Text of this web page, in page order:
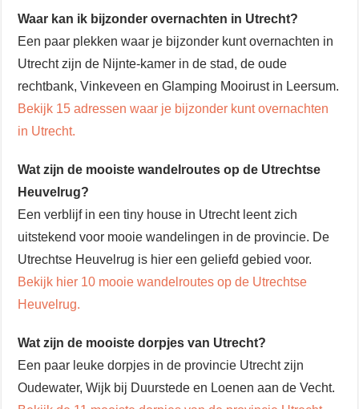
Waar kan ik bijzonder overnachten in Utrecht?
Een paar plekken waar je bijzonder kunt overnachten in
Utrecht zijn de Nijnte-kamer in de stad, de oude
rechtbank, Vinkeveen en Glamping Mooirust in Leersum.
Bekijk 15 adressen waar je bijzonder kunt overnachten
in Utrecht.
Wat zijn de mooiste wandelroutes op de Utrechtse
Heuvelrug?
Een verblijf in een tiny house in Utrecht leent zich
uitstekend voor mooie wandelingen in de provincie. De
Utrechtse Heuvelrug is hier een geliefd gebied voor.
Bekijk hier 10 mooie wandelroutes op de Utrechtse
Heuvelrug.
Wat zijn de mooiste dorpjes van Utrecht?
Een paar leuke dorpjes in de provincie Utrecht zijn
Oudewater, Wijk bij Duurstede en Loenen aan de Vecht.